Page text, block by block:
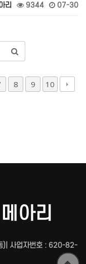
리
9344 07-30
8 9 10
아리
)| 사업자번호 : 620-82-